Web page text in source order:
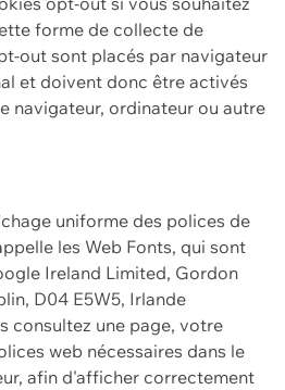
forme de collecte de
out sont placés par navigateur
et doivent donc être activés
navigateur, ordinateur ou autre
uniforme des polices de
les Web Fonts, qui sont
Ireland Limited, Gordon
D04 E5W5, Irlande
consultez une page, votre
web nécessaires dans le
afin d'afficher correctement